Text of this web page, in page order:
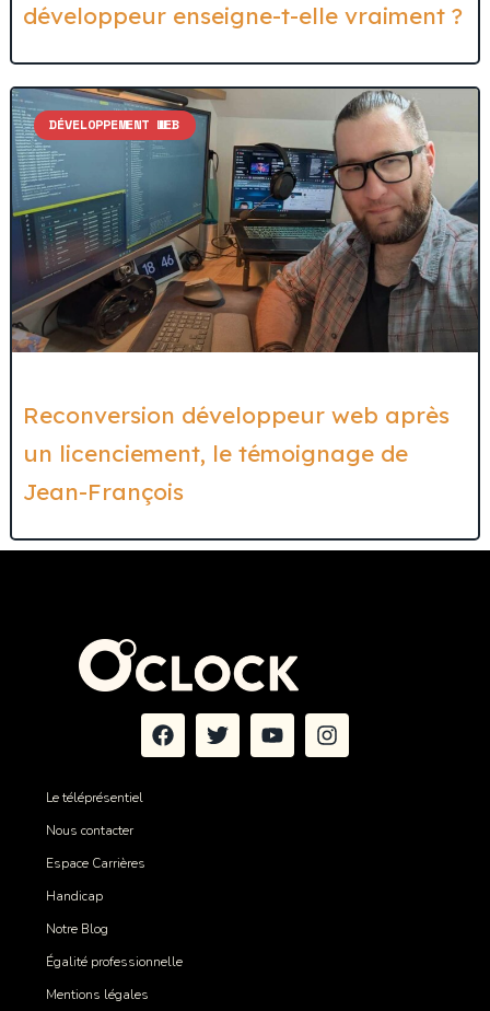
développeur enseigne-t-elle vraiment ?
DÉVELOPPEMENT WEB
Reconversion développeur web après
un licenciement, le témoignage de
Jean-François
Le téléprésentiel
Nous contacter
Espace Carrières
Handicap
Notre Blog
Égalité professionnelle
Mentions légales